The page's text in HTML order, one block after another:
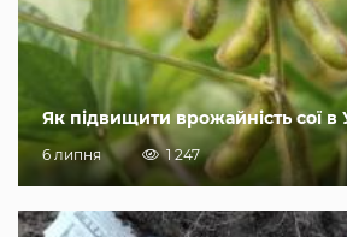
Як підвищити врожайність сої в
6 липня 1 247